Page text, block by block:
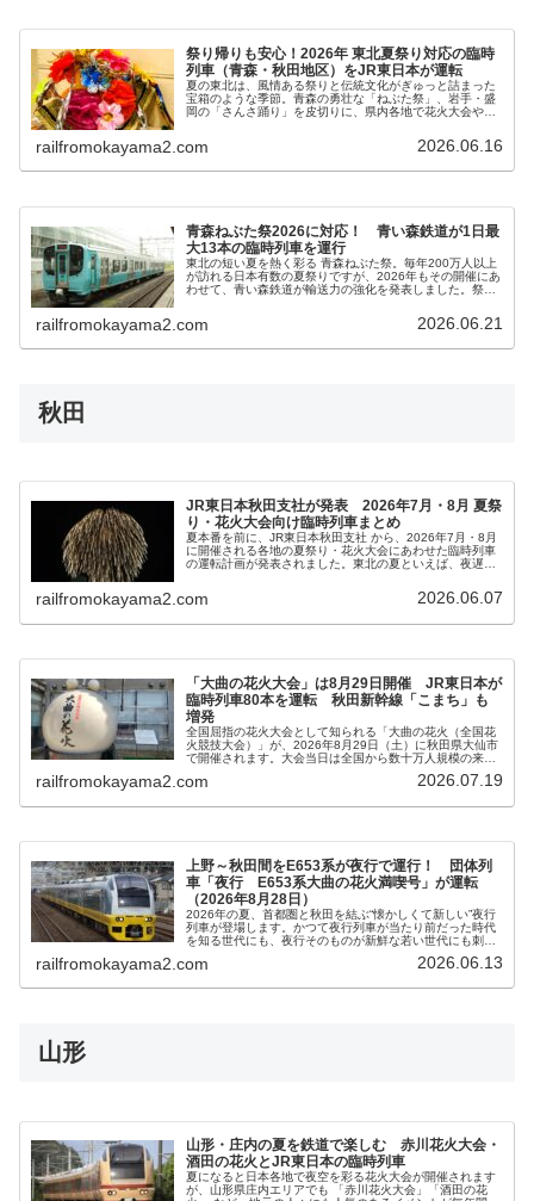
祭り帰りも安心！2026年 東北夏祭り対応の臨時
列車（青森・秋田地区）をJR東日本が運転
夏の東北は、風情ある祭りと伝統文化がぎゅっと詰まった
宝箱のような季節。青森の勇壮な「ねぶた祭」、岩手・盛
岡の「さんさ踊り」を皮切りに、県内各地で花火大会や郷
railfromokayama2.com 2026.06.16
青森ねぶた祭2026に対応！ 青い森鉄道が1日最
大13本の臨時列車を運行
東北の短い夏を熱く彩る 青森ねぶた祭。毎年200万人以上
が訪れる日本有数の夏祭りですが、2026年もその開催にあ
わせて、青い森鉄道が輸送力の強化を発表しました。祭り
railfromokayama2.com 2026.06.21
秋田
JR東日本秋田支社が発表 2026年7月・8月 夏祭
り・花火大会向け臨時列車まとめ
夏本番を前に、JR東日本秋田支社 から、2026年7月・8月
に開催される各地の夏祭り・花火大会にあわせた臨時列車
の運転計画が発表されました。東北の夏といえば、夜遅く
railfromokayama2.com 2026.06.07
「大曲の花火大会」は8月29日開催 JR東日本が
臨時列車80本を運転 秋田新幹線「こまち」も
増発
全国屈指の花火大会として知られる「大曲の花火（全国花
火競技大会）」が、2026年8月29日（土）に秋田県大仙市
で開催されます。大会当日は全国から数十万人規模の来場
制を実施。秋田新幹線「こ...
railfromokayama2.com 2026.07.19
上野～秋田間をE653系が夜行で運行！ 団体列
車「夜行 E653系大曲の花火満喫号」が運転
（2026年8月28日）
2026年の夏、首都圏と秋田を結ぶ“懐かしくて新しい”夜行
列車が登場します。かつて夜行列車が当たり前だった時代
を知る世代にも、夜行そのものが新鮮な若い世代にも刺さ
行 E653系 大曲の...
railfromokayama2.com 2026.06.13
山形
山形・庄内の夏を鉄道で楽しむ 赤川花火大会・
酒田の花火とJR東日本の臨時列車
夏になると日本各地で夜空を彩る花火大会が開催されます
が、山形県庄内エリアでも 「赤川花火大会」「酒田の花